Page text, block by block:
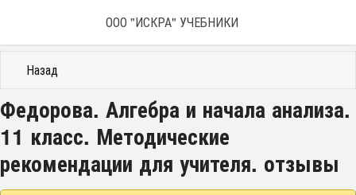
ООО "ИСКРА" УЧЕБНИКИ
Назад
Федорова. Алгебра и начала анализа.
11 класс. Методические
рекомендации для учителя. отзывы